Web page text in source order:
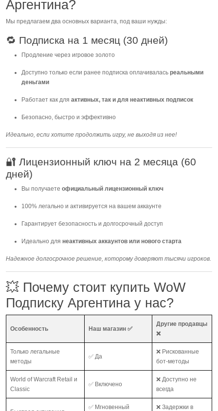
Аргентина?
Мы предлагаем два основных варианта, под ваши нужды:
🔁 Подписка на 1 месяц (30 дней)
Продление через игровое золото
Доступно только если ранее подписка оплачивалась реальными
деньгами
Работает как для активных, так и для неактивных подписок
Безопасно, быстро и эффективно
Идеально, если хотите продолжить игру, не выходя из нее!
🔐 Лицензионный ключ на 2 месяца (60
дней)
Вы получаете официальный лицензионный ключ
100% легально и активируется на вашем аккаунте
Гарантирует безопасность и долгосрочный доступ
Идеально для неактивных аккаунтов или нового старта
Надежное долгосрочное решение, которому доверяют тысячи игроков.
💥 Почему стоит купить WoW
Подписку Аргентина у нас?
Особенность Наш магазин ✅
Другие продавцы
❌
Только легальные
методы
✅ Да
❌ Рискованные
бот-методы
World of Warcraft Retail и
Classic
✅ Включено
❌ Доступно не
всегда
✅ Мгновенный ❌ Задержки в